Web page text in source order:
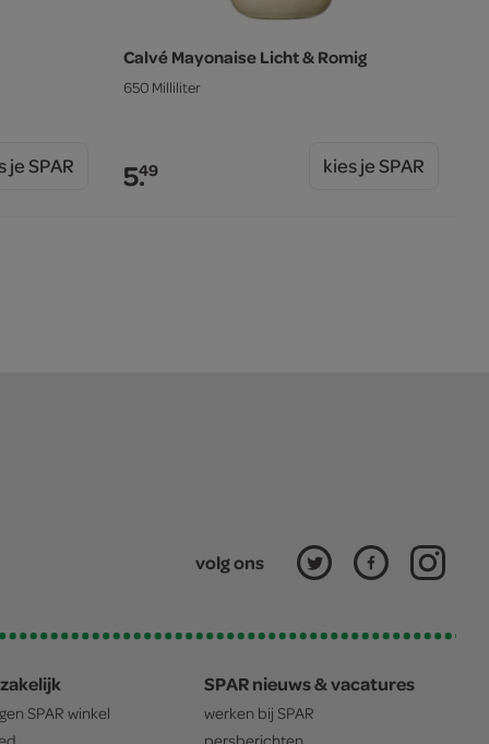
je SPAR
Calvé Mayonaise Licht & Romig
650 Milliliter
5.49 kies je SPAR
volg ons
SPAR winkel
SPAR nieuws & vacatures
werken bij SPAR